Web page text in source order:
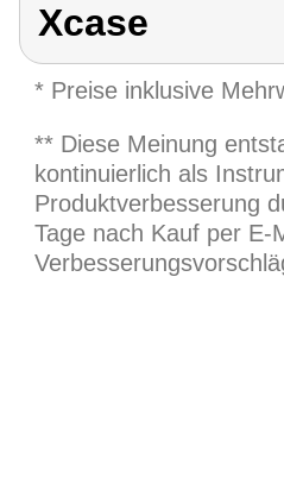
Xcase
* Preise inklusive
** Diese Meinung
kontinuierlich als
Produktverbesserung
Tage nach Kauf per E-